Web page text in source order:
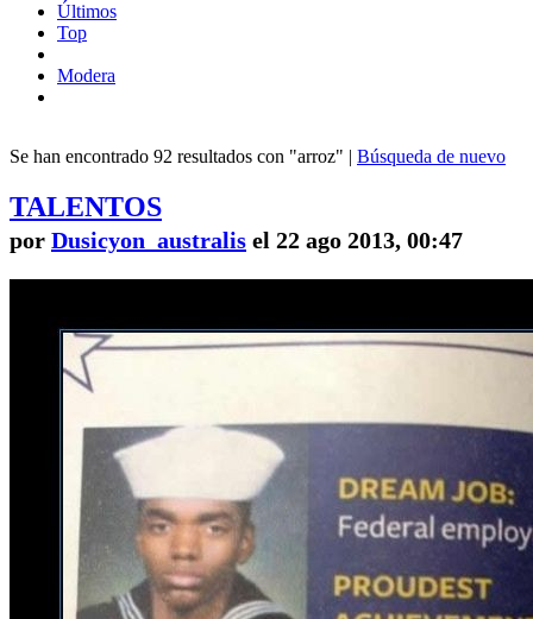
Últimos
Top
Modera
Se han encontrado 92 resultados con "arroz" | Búsqueda de nuevo
TALENTOS
por Dusicyon_australis el 22 ago 2013, 00:47